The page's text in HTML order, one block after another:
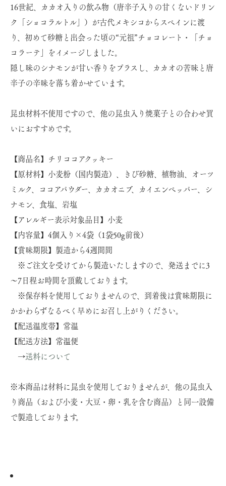
16世紀、カカオ入りの飲み物（唐辛子入りの甘くないドリン
ク「ショコラルトル」）が古代メキシコからスペインに渡
り、初めて砂糖と出会った頃の“元祖”チョコレート・「チョ
コラーテ」をイメージしました。
隠し味のシナモンが甘い香りをプラスし、カカオの苦味と唐
辛子の辛味を落ち着かせています。
昆虫材料不使用ですので、他の昆虫入り焼菓子との合わせ買
いにおすすめです。
【商品名】チリココアクッキー
【原材料】小麦粉（国内製造）、きび砂糖、植物油、オーツ
ミルク、ココアパウダー、カカオニブ、カイエンペッパー、シ
ナモン、食塩、岩塩
【アレルギー表示対象品目】小麦
【内容量】4個入り×4袋（1袋50g前後）
【賞味期限】製造から4週間間
※ご注文を受けてから製造いたしますので、発送までに3
～7日程お時間を頂戴しております。
※保存料を使用しておりませんので、到着後は賞味期限に
かかわらずなるべく早めにお召し上がりください。
【配送温度帯】常温
【配送方法】常温便
→送料について
※本商品は材料に昆虫を使用しておりませんが、他の昆虫入
り商品（および小麦・大豆・卵・乳を含む商品）と同一設備
で製造しております。